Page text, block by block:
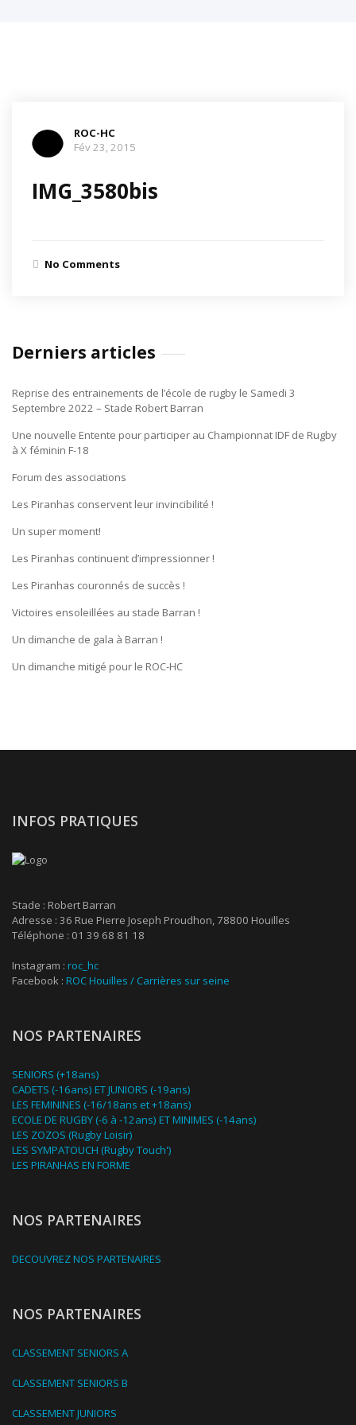
ROC-HC
Fév 23, 2015
IMG_3580bis
No Comments
Derniers articles
Reprise des entrainements de l’école de rugby le Samedi 3
Septembre 2022 – Stade Robert Barran
Une nouvelle Entente pour participer au Championnat IDF de Rugby
à X féminin F-18
Forum des associations
Les Piranhas conservent leur invincibilité !
Un super moment!
Les Piranhas continuent d’impressionner !
Les Piranhas couronnés de succès !
Victoires ensoleillées au stade Barran !
Un dimanche de gala à Barran !
Un dimanche mitigé pour le ROC-HC
INFOS PRATIQUES
Stade : Robert Barran
Adresse : 36 Rue Pierre Joseph Proudhon, 78800 Houilles
Téléphone : 01 39 68 81 18
Instagram : roc_hc
Facebook : ROC Houilles / Carrières sur seine
NOS PARTENAIRES
SENIORS (+18ans)
CADETS (-16ans) ET JUNIORS (-19ans)
LES FEMININES (-16/18ans et +18ans)
ECOLE DE RUGBY (-6 à -12ans) ET MINIMES (-14ans)
LES ZOZOS (Rugby Loisir)
LES SYMPATOUCH (Rugby Touch')
LES PIRANHAS EN FORME
NOS PARTENAIRES
DECOUVREZ NOS PARTENAIRES
NOS PARTENAIRES
CLASSEMENT SENIORS A
CLASSEMENT SENIORS B
CLASSEMENT JUNIORS